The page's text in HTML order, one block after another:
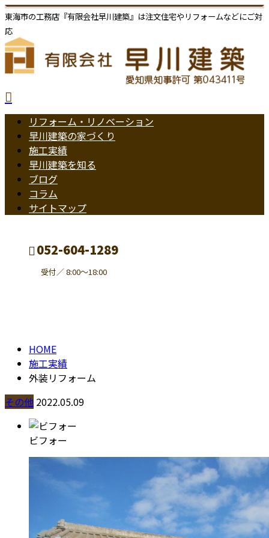
東海市の工務店『有限会社早川建築』は注文住宅やリフォームなどにご対
応
リフォーム・リノベーション
早川建築の家づくり
施工実績
早川建築を知る
ブログ
コラム
サイトマップ
052-604-1289
受付／ 8:00～18:00
HOME
施工実績
外装リフォーム
その他 2022.05.09
ビフォー